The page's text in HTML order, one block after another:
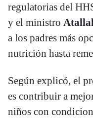
regulatorias del
y el ministro
a los padres más
nutrición hasta
Según explicó, el
es contribuir a
niños con